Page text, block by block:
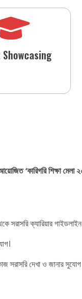
‘কারিগরি শিক্ষা মেলা
সরাসরি ক্যারিয়ার
সরাসরি দেখা ও জানার